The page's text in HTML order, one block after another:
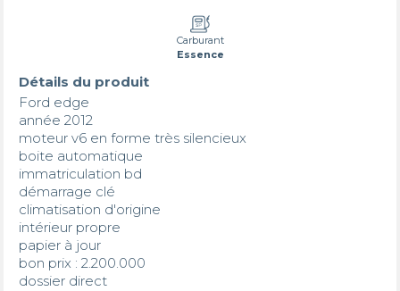
Carburant
Essence
Détails du produit
Ford edge
année 2012
moteur v6 en forme très silencieux
boite automatique
immatriculation bd
démarrage clé
climatisation d'origine
intérieur propre
papier à jour
bon prix : 2.200.000
dossier direct